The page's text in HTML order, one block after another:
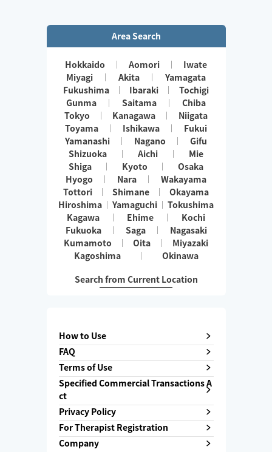
Area Search
Hokkaido Aomori
Iwate
Miyagi
Akita
Yamagata
Fukushima
Ibaraki
Tochigi
Gunma
Saitama
Chiba
Tokyo
Kanagawa
Niigata
Toyama
Ishikawa
Fukui
Yamanashi
Nagano
Gifu
Shizuoka
Aichi
Mie
Shiga
Kyoto
Osaka
Hyogo
Nara
Wakayama
Tottori
Shimane
Okayama
Hiroshima
Yamaguchi
Tokushima
Kagawa
Ehime
Kochi
Fukuoka
Saga
Nagasaki
Kumamoto
Oita
Miyazaki
Kagoshima
Okinawa
Search from Current Location
How to Use
FAQ
Terms of Use
Specified Commercial Transactions A
ct
Privacy Policy
For Therapist Registration
Company